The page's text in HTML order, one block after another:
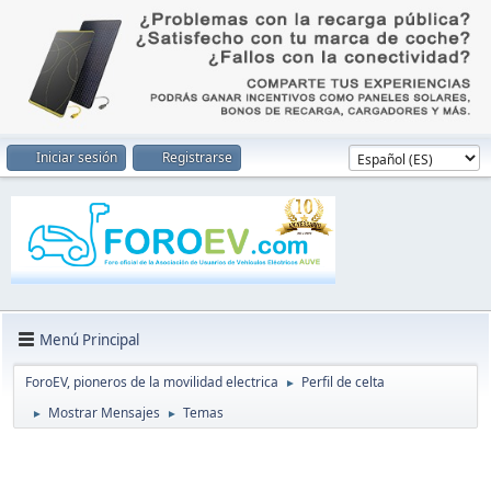
Iniciar sesión Registrarse
Menú Principal
ForoEV, pioneros de la movilidad electrica ► Perfil de celta
► Mostrar Mensajes ► Temas